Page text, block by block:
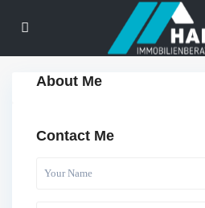
About Me
Contact Me